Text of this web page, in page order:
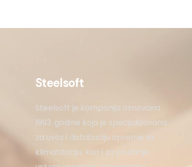
Steelsoft
Steelsoft je kompanija osnovana
1993. godine koja je specijalizovana
za uvoz i distribuciju opreme za
klimatizaciju, kao i za pružanje